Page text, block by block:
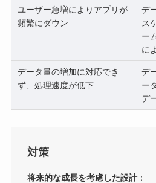
ユーザー急増によりアプリが
頻繁にダウン
デ
ス
ー
に
データ量の増加に対応でき
ず、処理速度が低下
デ
ー
デ
対策
将来的な成長を考慮した設計：